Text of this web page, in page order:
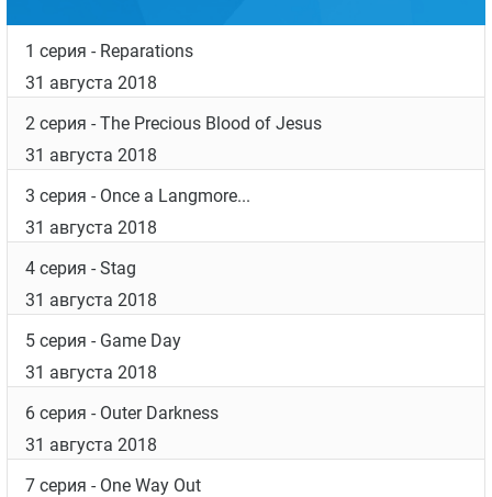
1 серия - Reparations
31 августа 2018
2 серия - The Precious Blood of Jesus
31 августа 2018
3 серия - Once a Langmore...
31 августа 2018
4 серия - Stag
31 августа 2018
5 серия - Game Day
31 августа 2018
6 серия - Outer Darkness
31 августа 2018
7 серия - One Way Out